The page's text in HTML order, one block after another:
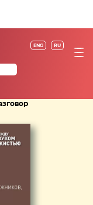
ENG RU